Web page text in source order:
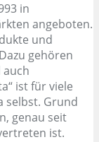
in
angeboten.
und
gehören
auch
ist für viele
selbst. Grund
genau seit
ist.